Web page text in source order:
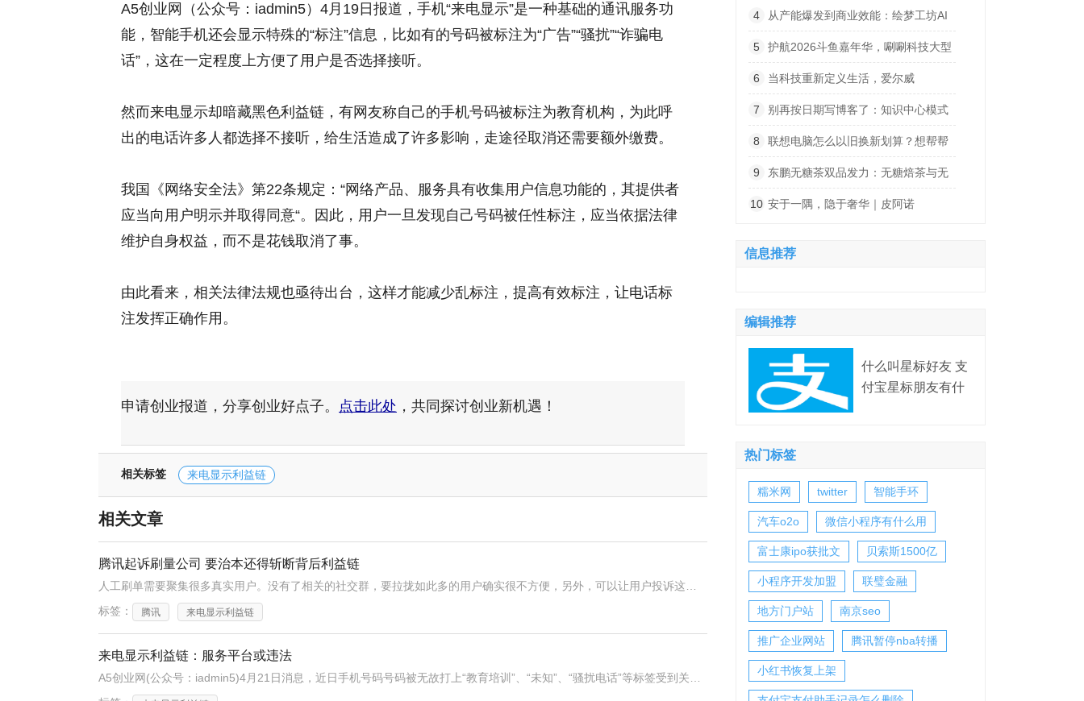
A5创业网（公众号：iadmin5）4月19日报道，手机“来电显示”是一种基础的通讯服务功
能，智能手机还会显示特殊的“标注”信息，比如有的号码被标注为“广告”“骚扰”“诈骗电
话”，这在一定程度上方便了用户是否选择接听。
然而来电显示却暗藏黑色利益链，有网友称自己的手机号码被标注为教育机构，为此呼
出的电话许多人都选择不接听，给生活造成了许多影响，走途径取消还需要额外缴费。
我国《网络安全法》第22条规定：“网络产品、服务具有收集用户信息功能的，其提供者
应当向用户明示并取得同意“。因此，用户一旦发现自己号码被任性标注，应当依据法律
维护自身权益，而不是花钱取消了事。
由此看来，相关法律法规也亟待出台，这样才能减少乱标注，提高有效标注，让电话标
注发挥正确作用。
申请创业报道，分享创业好点子。 点击此处 ，共同探讨创业新机遇！
相关标签 来电显示利益链
相关文章
腾讯起诉刷量公司 要治本还得斩断背后利益链
标签：
腾讯 来电显示利益链
来电显示利益链：服务平台或违法
及浪漫花礼
4 从产能爆发到商业效能：绘梦工坊AI
一站式模式重构微短剧产业价值链
5 护航2026斗鱼嘉年华，唰唰科技大型
活动服务能力实战解析
6 当科技重新定义生活，爱尔威
Airwheel正在引领下一代智能出行风潮
7 别再按日期写博客了：知识中心模式
让网站流量翻倍的思路
8 联想电脑怎么以旧换新划算？想帮帮
AI智换助你换新回血
9 东鹏无糖茶双品发力：无糖焙茶与无
糖上茶能否动得了东方树叶的茶饮江山
10 安于一隅，隐于奢华｜皮阿诺
信息推荐
编辑推荐
什么叫星标好友 支
付宝星标朋友有什
热门标签
糯米网 twitter 智能手环
汽车o2o 微信小程序有什么用
富士康ipo获批文 贝索斯1500亿
小程序开发加盟 联璧金融
地方门户站 南京seo
推广企业网站 腾讯暂停nba转播
小红书恢复上架